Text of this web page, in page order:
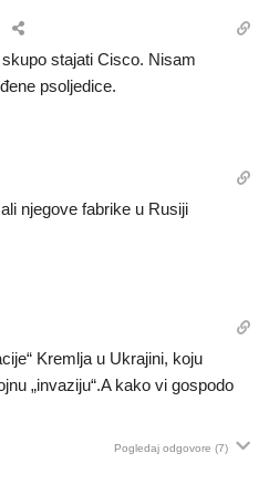
stajati Cisco. Nisam
psoljedice.
njegove fabrike u Rusiji
Kremlja u Ukrajini, koju
„invaziju“.A kako vi gospodo
Pogledaj odgovore (7)